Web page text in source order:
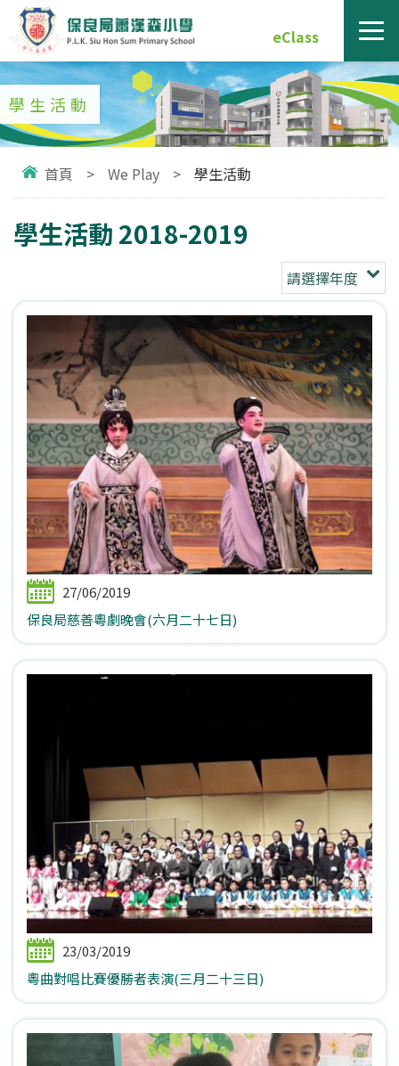
eClass
學生活動
首頁 > We Play > 學生活動
學生活動 2018-2019
請選擇年度
27/06/2019
保良局慈善粵劇晚會(六月二十七日)
23/03/2019
粵曲對唱比賽優勝者表演(三月二十三日)